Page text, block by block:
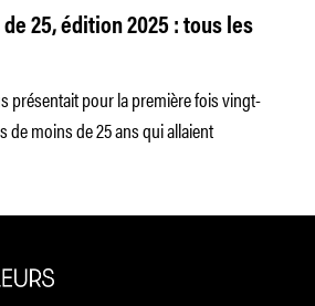
25, édition 2025 : tous les
présentait pour la première fois vingt-
de moins de 25 ans qui allaient